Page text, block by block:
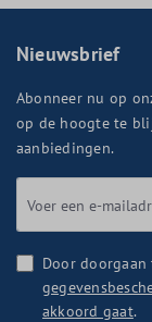
Nieuwsbrief
Abonneer nu op
op de hoogte te
aanbiedingen.
Door
akkoord gaat.